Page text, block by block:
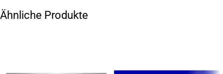
sie ist beständig, rostet nicht und trotzt Wind und Wetter.
Ähnliche Produkte